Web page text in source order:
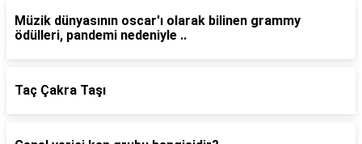
Müzik dünyasının oscar'ı olarak bilinen grammy
ödülleri, pandemi nedeniyle ..
Taç Çakra Taşı